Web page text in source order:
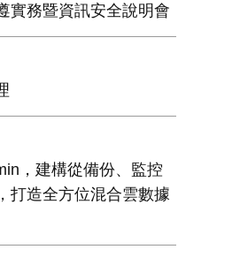
實務暨資訊安全說明會
，建構從備份、監控
打造全方位混合雲數據